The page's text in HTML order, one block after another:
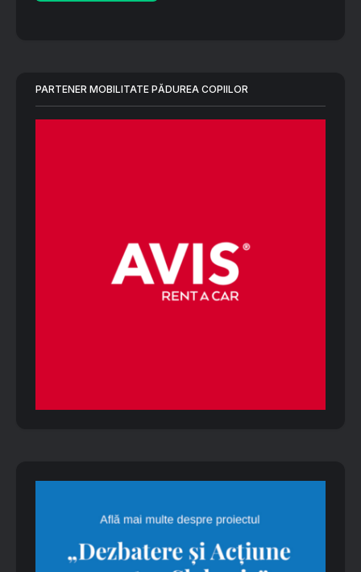
PARTENER MOBILITATE PĂDUREA COPIILOR